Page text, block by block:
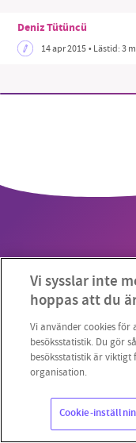
Threads
Deniz Tütüncü
14 apr 2015• Lästid:3
Copyright 2023 ©
Stötta vårt
Vi sysslar inte
hoppas att du
Vi använder cookies för
besöksstatistik. Du gör
besöksstatistik är viktigt
organisation.
Cookie-